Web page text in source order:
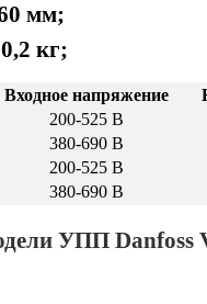
мм;
кг;
Входное напряжение
200-525 В
380-690 В
200-525 В
380-690 В
УПП Danfoss